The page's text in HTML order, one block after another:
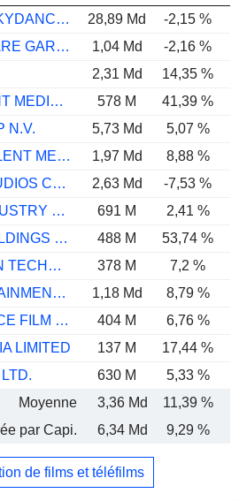
PARAMOUNT SKYDANCE CORPORATION 28,89 Md -2,15 %
MADISON SQUARE GARDEN SPORTS CORP.
1,04 Md -2,16 %
2,31 Md 14,35 %
BEIJING ENLIGHT MEDIA CO., LTD
578 M 41,39 %
N.V.
5,73 Md 5,07 %
MANGO EXCELLENT MEDIA CO., LTD.
1,97 Md 8,88 %
LIONSGATE STUDIOS CORP.
2,63 Md -7,53 %
CHINA FILM INDUSTRY GROUP CO., LTD.
691 M 2,41 %
CHINA RUYI HOLDINGS LIMITED
488 M 53,74 %
BEIJING JETSEN TECHNOLOGY CO., LTD
378 M 7,2 %
DAMAI ENTERTAINMENT HOLDINGS LIMITED
1,18 Md
8,79 %
ZHEJIANG HUACE FILM & TV CO., LTD.
404 M 6,76 %
LIMITED
137 M 17,44 %
630 M 5,33 %
Moyenne
3,36 Md 11,39 %
par Capi.
6,34 Md 9,29 %
de films et téléfilms